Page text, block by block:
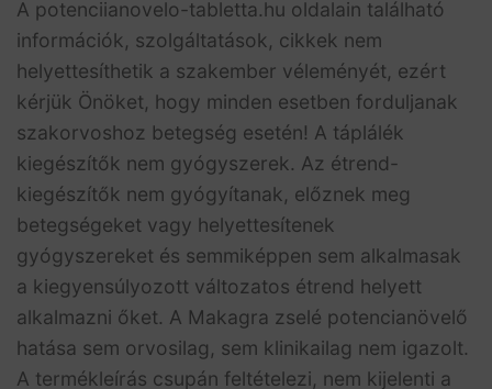
A potenciianovelo-tabletta.hu oldalain található
információk, szolgáltatások, cikkek nem
helyettesíthetik a szakember véleményét, ezért
kérjük Önöket, hogy minden esetben forduljanak
szakorvoshoz betegség esetén! A táplálék
kiegészítők nem gyógyszerek. Az étrend-
kiegészítők nem gyógyítanak, előznek meg
betegségeket vagy helyettesítenek
gyógyszereket és semmiképpen sem alkalmasak
a kiegyensúlyozott változatos étrend helyett
alkalmazni őket. A Makagra zselé potencianövelő
hatása sem orvosilag, sem klinikailag nem igazolt.
A termékleírás csupán feltételezi, nem kijelenti a